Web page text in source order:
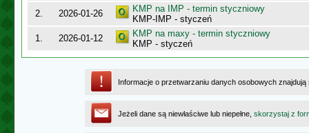
2.
2026-01-26
KMP na IMP - termin styczniowy
KMP-IMP - styczeń
1.
2026-01-12
KMP na maxy - termin styczniowy
KMP - styczeń
Informacje o przetwarzaniu danych osobowych
Jeżeli dane są niewłaściwe lub niepełne, skorzystaj z